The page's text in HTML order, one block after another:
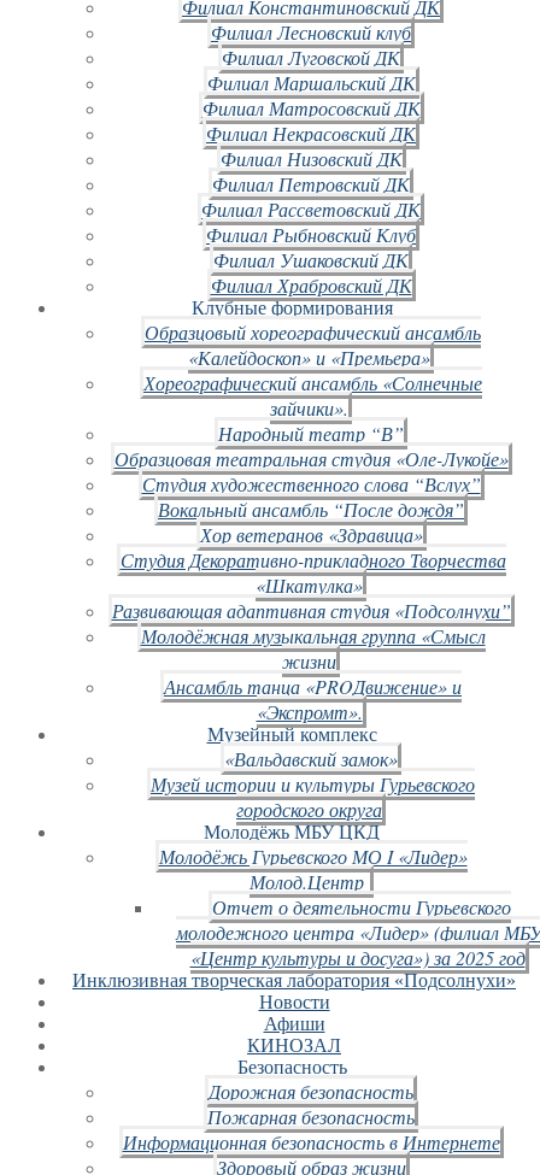
Филиал Константиновский ДК
Филиал Лесновский клуб
Филиал Луговской ДК
Филиал Маршальский ДК
Филиал Матросовский ДК
Филиал Некрасовский ДК
Филиал Низовский ДК
Филиал Петровский ДК
Филиал Рассветовский ДК
Филиал Рыбновский Клуб
Филиал Ушаковский ДК
Филиал Храбровский ДК
Клубные формирования
Образцовый хореографический ансамбль
«Калейдоскоп» и «Премьера»
Хореографический ансамбль «Солнечные
зайчики».
Народный театр “В”
Образцовая театральная студия «Оле-Лукойе»
Студия художественного слова “Вслух”
Вокальный ансамбль “После дождя”
Хор ветеранов «Здравица»
Студия Декоративно-прикладного Творчества
«Шкатулка»
Развивающая адаптивная студия «Подсолнухи”
Молодёжная музыкальная группа «Смысл
жизни
Ансамбль танца «PROДвижение» и
«Экспромт».
Музейный комплекс
«Вальдавский замок»
Музей истории и культуры Гурьевского
городского округа
Молодёжь МБУ ЦКД
Молодёжь Гурьевского МО I «Лидер»
Молод.Центр
Отчет о деятельности Гурьевского
молодежного центра «Лидер» (филиал
«Центр культуры и досуга») за 2025 год
Инклюзивная творческая лаборатория «Подсолнухи»
Новости
Афиши
КИНОЗАЛ
Безопасность
Дорожная безопасность
Пожарная безопасность
Информационная безопасность в Интернете
Здоровый образ жизни